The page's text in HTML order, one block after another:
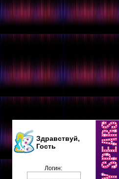
Здравствуй,
Гость
Логин: